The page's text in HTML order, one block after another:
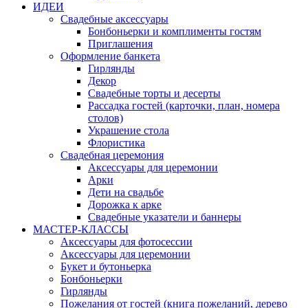
ИДЕИ
Свадебные аксессуары
Бонбоньерки и комплименты гостям
Приглашения
Оформление банкета
Гирлянды
Декор
Свадебные торты и десерты
Рассадка гостей (карточки, план, номера
столов)
Украшение стола
Флористика
Свадебная церемония
Аксессуары для церемонии
Арки
Дети на свадьбе
Дорожка к арке
Свадебные указатели и баннеры
МАСТЕР-КЛАССЫ
Аксессуары для фотосессии
Аксессуары для церемонии
Букет и бутоньерка
Бонбоньерки
Гирлянды
Пожелания от гостей (книга пожеланий, дерево